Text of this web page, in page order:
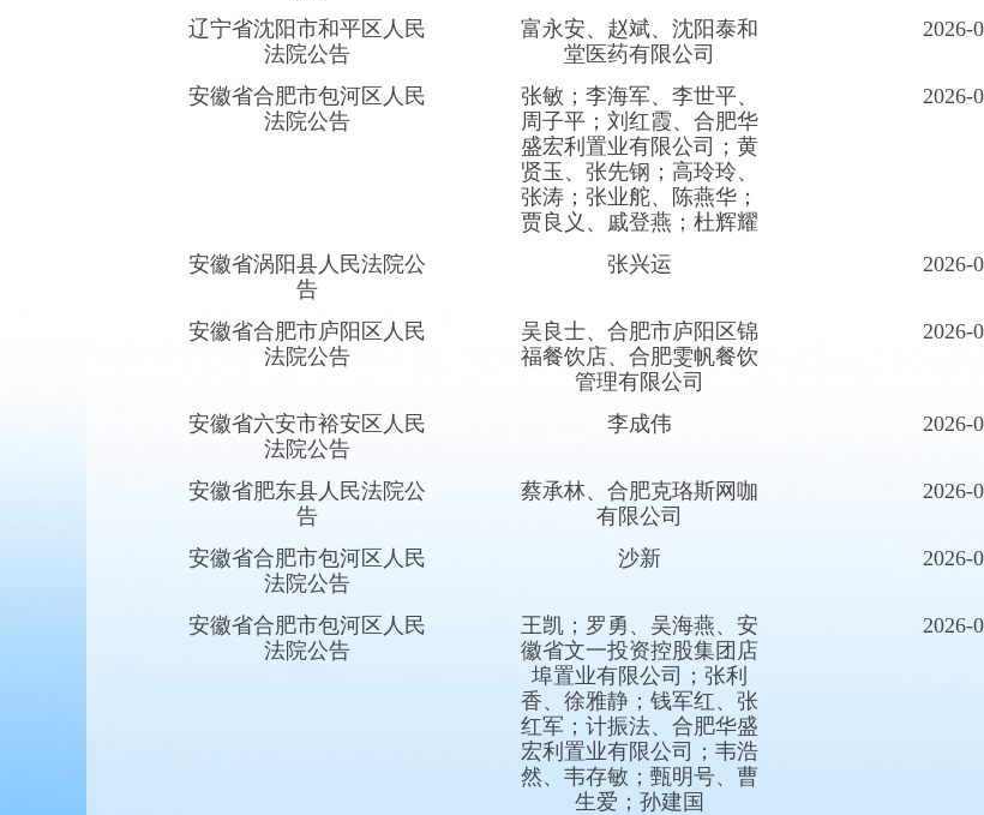
辽宁省沈阳市和平区人民
法院公告
富永安、赵斌、沈阳泰和
堂医药有限公司
2026-
安徽省合肥市包河区人民
法院公告
张敏；李海军、李世平、
周子平；刘红霞、合肥华
盛宏利置业有限公司；黄
贤玉、张先钢；高玲玲、
张涛；张业舵、陈燕华；
贾良义、戚登燕；杜辉耀
2026-
安徽省涡阳县人民法院公
告
张兴运 2026-
安徽省合肥市庐阳区人民
法院公告
吴良士、合肥市庐阳区锦
福餐饮店、合肥雯帆餐饮
管理有限公司
2026-
安徽省六安市裕安区人民
法院公告
李成伟 2026-
安徽省肥东县人民法院公
告
蔡承林、合肥克珞斯网咖
有限公司
2026-
安徽省合肥市包河区人民
法院公告
沙新 2026-
安徽省合肥市包河区人民
法院公告
王凯；罗勇、吴海燕、安
徽省文一投资控股集团店
埠置业有限公司；张利
香、徐雅静；钱军红、张
红军；计振法、合肥华盛
宏利置业有限公司；韦浩
然、韦存敏；甄明号、曹
生爱；孙建国
2026-